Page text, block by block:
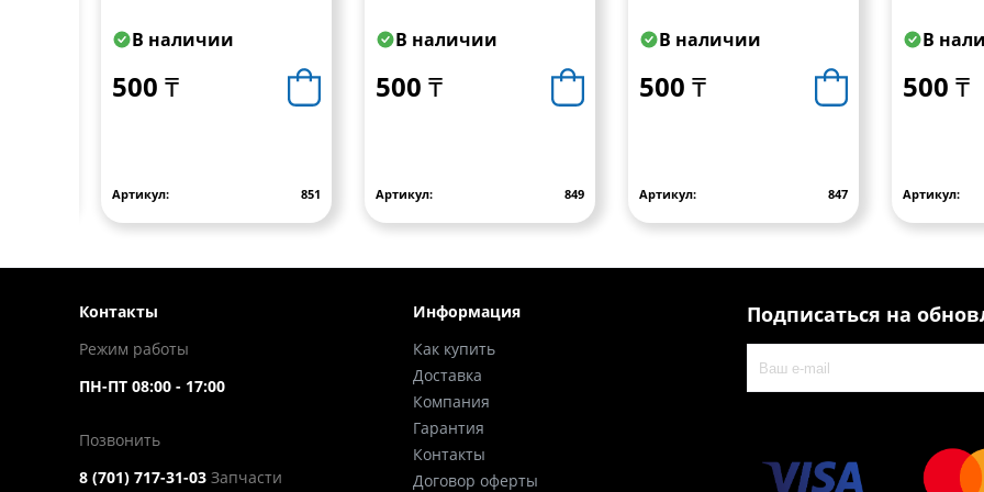
крепежными
отверстиями (желтый)
В наличии
500 ₸
Артикул: 851
крепежными
отверстиями (красный)
В наличии
500 ₸
Артикул: 849
крепежными
отверстиями (белый) UP
В наличии
500 ₸
Артикул: 847
(желтый)
В
500 ₸
Артикул:
Контакты
Режим работы
ПН-ПТ 08:00 - 17:00
Позвонить
8 (701) 717-31-03 Запчасти
Информация
Как купить
Доставка
Компания
Гарантия
Контакты
Договор оферты
Подписаться на